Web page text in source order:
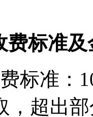
费标准及
标准：
，超出